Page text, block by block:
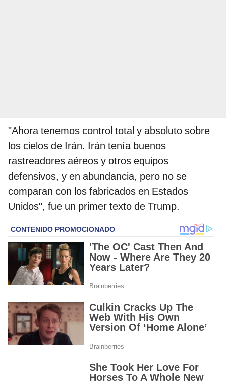
"Ahora tenemos control total y absoluto sobre
los cielos de Irán. Irán tenía buenos
rastreadores aéreos y otros equipos
defensivos, y en abundancia, pero no se
comparan con los fabricados en Estados
Unidos", fue un primer texto de Trump.